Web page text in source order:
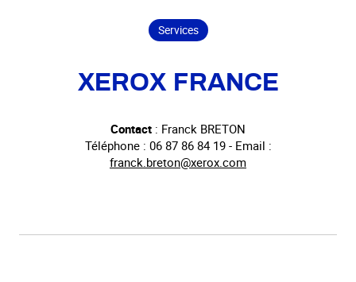
Services
XEROX FRANCE
Contact : Franck BRETON
Téléphone : 06 87 86 84 19 - Email :
franck.breton@xerox.com